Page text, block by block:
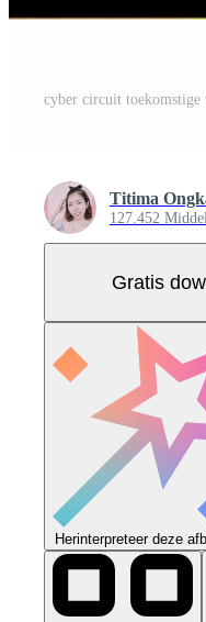
Titima
127.452
Gratis
Herinterpreteer deze